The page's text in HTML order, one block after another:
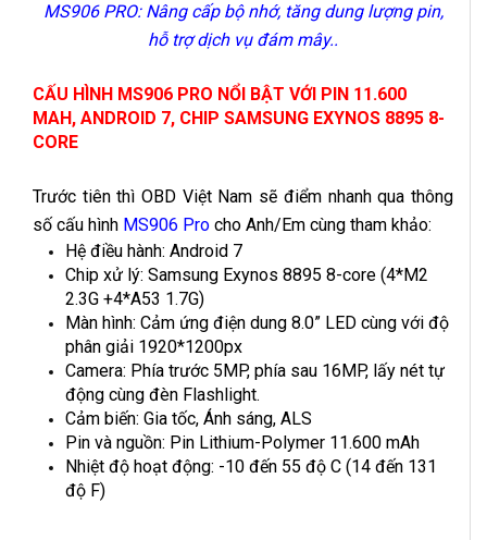
MS906 PRO: Nâng cấp bộ nhớ, tăng dung lượng pin,
hỗ trợ dịch vụ đám mây..
CẤU HÌNH MS906 PRO NỔI BẬT VỚI PIN 11.600
MAH, ANDROID 7, CHIP SAMSUNG EXYNOS 8895 8-
CORE
Trước tiên thì OBD Việt Nam sẽ điểm nhanh qua thông
số cấu hình MS906 Pro cho Anh/Em cùng tham khảo:
Hệ điều hành: Android 7
Chip xử lý: Samsung Exynos 8895 8-core (4*M2
2.3G +4*A53 1.7G)
Màn hình: Cảm ứng điện dung 8.0” LED cùng với độ
phân giải 1920*1200px
Camera: Phía trước 5MP, phía sau 16MP, lấy nét tự
động cùng đèn Flashlight.
Cảm biến: Gia tốc, Ánh sáng, ALS
Pin và nguồn: Pin Lithium-Polymer 11.600 mAh
Nhiệt độ hoạt động: -10 đến 55 độ C (14 đến 131
độ F)